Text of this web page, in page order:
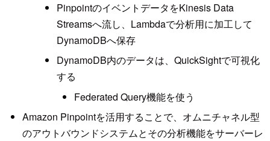
PinpointのイベントデータをKinesis Data
Streamsへ流し、Lambdaで分析用に加工して
DynamoDBへ保存
DynamoDB内のデータは、QuickSightで可視化
する
Federated Query機能を使う
Amazon Pinpointを活用することで、オムニチャネル型
のアウトバウンドシステムとその分析機能をサーバーレ